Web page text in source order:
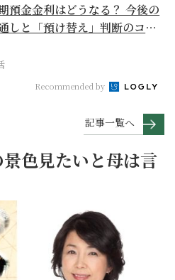
預金金利はどうなる？ 今後の
しと「預け替え」判断のコツ
Recommended by
記事一覧へ
色見たいと母は言